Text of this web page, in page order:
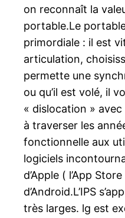
on reconnaît la
portable.Le
primordiale : il est
articulation,
permette une
ou qu’il est volé, il
« dislocation »
à traverser les
fonctionnelle aux
logiciels
d’Apple ( l’App
d’Android.L’IPS
très larges. lg est